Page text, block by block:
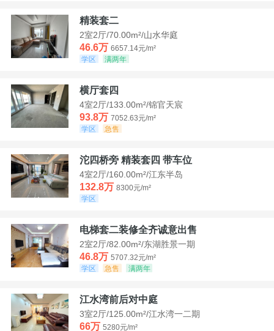
精装套二
2室2厅/70.00m²/山水华庭
46.6万 6657.14元/m²
学区
满两年
横厅套四
4室2厅/133.00m²/锦官天宸
93.8万 7052.63元/m²
学区
急售
沱四桥旁 精装套四 带车位
4室2厅/160.00m²/江东半岛
132.8万 8300元/m²
学区
电梯套二装修全齐诚意出售
2室2厅/82.00m²/东湖胜景一期
46.8万 5707.32元/m²
学区
急售 满两年
江水湾前后对中庭
3室2厅/125.00m²/江水湾一二期
66万 5280元/m²